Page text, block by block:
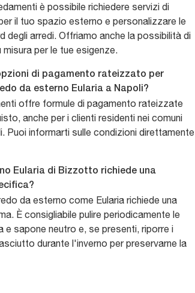
è possibile richiedere servizi di
il tuo spazio esterno e personalizzare le
degli arredi. Offriamo anche la possibilità di
per le tue esigenze.
di pagamento rateizzato per
da esterno Eularia a Napoli?
offre formule di pagamento rateizzate
anche per i clienti residenti nei comuni
Puoi informarti sulle condizioni direttamente
Eularia di Bizzotto richiede una
da esterno come Eularia richiede una
È consigliabile pulire periodicamente le
e sapone neutro e, se presenti, riporre i
durante l'inverno per preservarne la